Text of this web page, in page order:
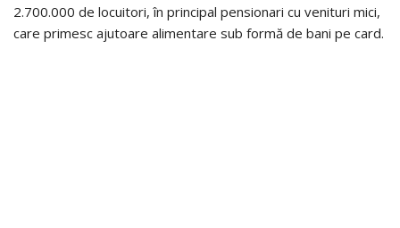
2.700.000 de locuitori, în principal pensionari cu venituri mici,
care primesc ajutoare alimentare sub formă de bani pe card.